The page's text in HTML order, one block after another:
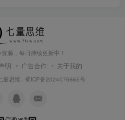
源，每日持续更新中！
明 广告合作 关于我的
量思维 · 蜀ICP备2024076665号